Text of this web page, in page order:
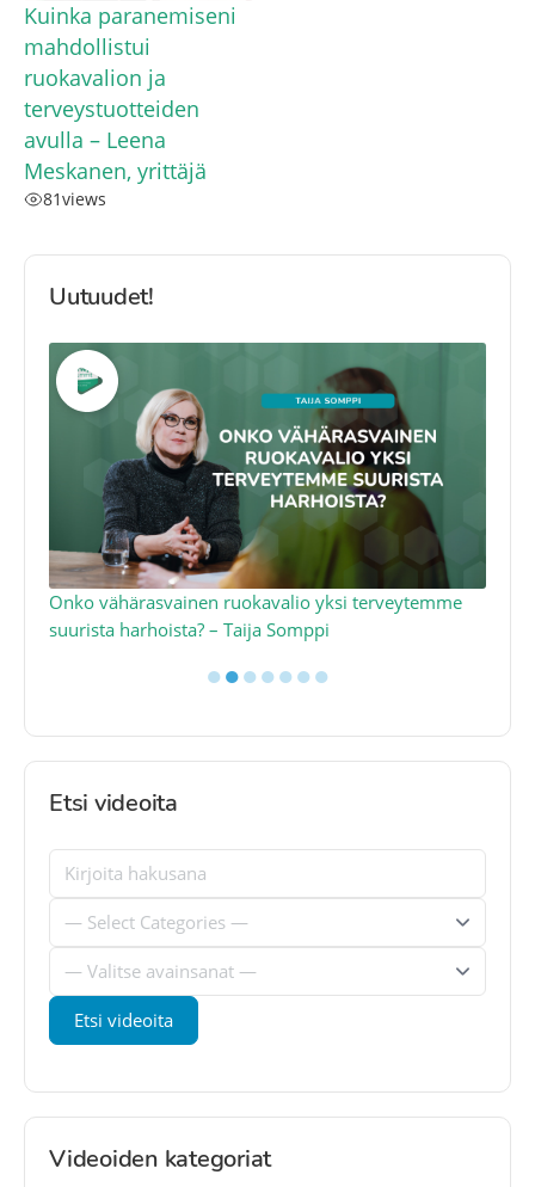
Kuinka paranemiseni
mahdollistui
ruokavalion ja
terveystuotteiden
avulla – Leena
Meskanen, yrittäjä
81views
Uutuudet!
Onko vähärasvainen ruokavalio yksi terveytemme
suurista harhoista? – Taija Somppi
●●●●●●●
Etsi videoita
Videoiden kategoriat